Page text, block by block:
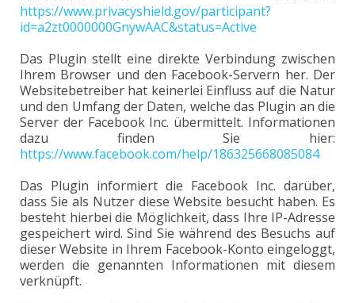
https://www.privacyshield.gov/participant?
id=a2zt0000000GnywAAC&status=Active
Das Plugin stellt eine direkte Verbindung zwischen
Ihrem Browser und den Facebook-Servern her. Der
Websitebetreiber hat keinerlei Einfluss auf die Natur
und den Umfang der Daten, welche das Plugin an die
Server der Facebook Inc. übermittelt. Informationen
dazu finden Sie hier:
https://www.facebook.com/help/186325668085084
Das Plugin informiert die Facebook Inc. darüber,
dass Sie als Nutzer diese Website besucht haben. Es
besteht hierbei die Möglichkeit, dass Ihre IP-Adresse
gespeichert wird. Sind Sie während des Besuchs auf
dieser Website in Ihrem Facebook-Konto eingeloggt,
werden die genannten Informationen mit diesem
verknüpft.